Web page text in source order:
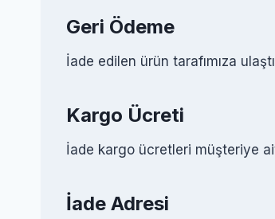
Geri Ödeme
İade edilen ürün tarafımıza
Kargo Ücreti
İade kargo ücretleri müşteriye
İade Adresi